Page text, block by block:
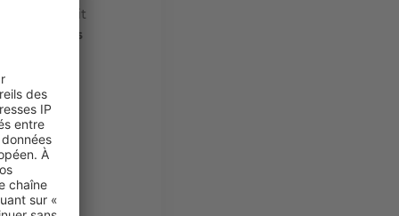
, soit
variée :
les
active
tandis
par